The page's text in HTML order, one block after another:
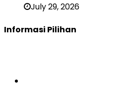
July 29, 2026
Informasi Pilihan